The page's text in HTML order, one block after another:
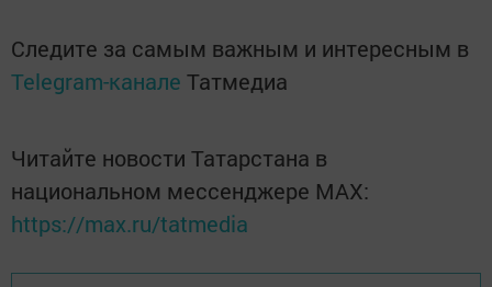
Следите за самым важным и интересным в
Telegram-канале Татмедиа
Читайте новости Татарстана в
национальном мессенджере MАХ:
https://max.ru/tatmedia